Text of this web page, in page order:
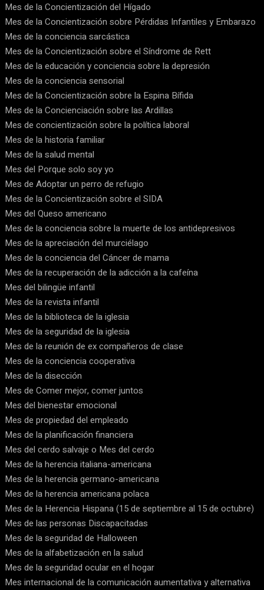
Mes de la Concientización del Hígado
Mes de la Concientización sobre Pérdidas Infantiles y Embarazo
Mes de la conciencia sarcástica
Mes de la Concientización sobre el Síndrome de Rett
Mes de la educación y conciencia sobre la depresión
Mes de la conciencia sensorial
Mes de la Concientización sobre la Espina Bífida
Mes de la Concienciación sobre las Ardillas
Mes de concientización sobre la política laboral
Mes de la historia familiar
Mes de la salud mental
Mes del Porque solo soy yo
Mes de Adoptar un perro de refugio
Mes de la Concientización sobre el SIDA
Mes del Queso americano
Mes de la conciencia sobre la muerte de los antidepresivos
Mes de la apreciación del murciélago
Mes de la conciencia del Cáncer de mama
Mes de la recuperación de la adicción a la cafeína
Mes del bilingüe infantil
Mes de la revista infantil
Mes de la biblioteca de la iglesia
Mes de la seguridad de la iglesia
Mes de la reunión de ex compañeros de clase
Mes de la conciencia cooperativa
Mes de la disección
Mes de Comer mejor, comer juntos
Mes del bienestar emocional
Mes de propiedad del empleado
Mes de la planificación financiera
Mes del cerdo salvaje o Mes del cerdo
Mes de la herencia italiana-americana
Mes de la herencia germano-americana
Mes de la herencia americana polaca
Mes de la Herencia Hispana (15 de septiembre al 15 de octubre)
Mes de las personas Discapacitadas
Mes de la seguridad de Halloween
Mes de la alfabetización en la salud
Mes de la seguridad ocular en el hogar
Mes internacional de la comunicación aumentativa y alternativa